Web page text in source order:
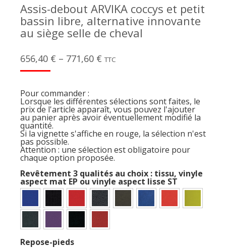
Assis-debout ARVIKA coccys et petit
bassin libre, alternative innovante
au siège selle de cheval
656,40 € – 771,60 € TTC
Pour commander :
Lorsque les différentes sélections sont faites, le
prix de l'article apparaît, vous pouvez l'ajouter
au panier après avoir éventuellement modifié la
quantité.
Si la vignette s'affiche en rouge, la sélection n'est
pas possible.
Attention : une sélection est obligatoire pour
chaque option proposée.
Revêtement 3 qualités au choix : tissu, vinyle
aspect mat EP ou vinyle aspect lisse ST
Repose-pieds